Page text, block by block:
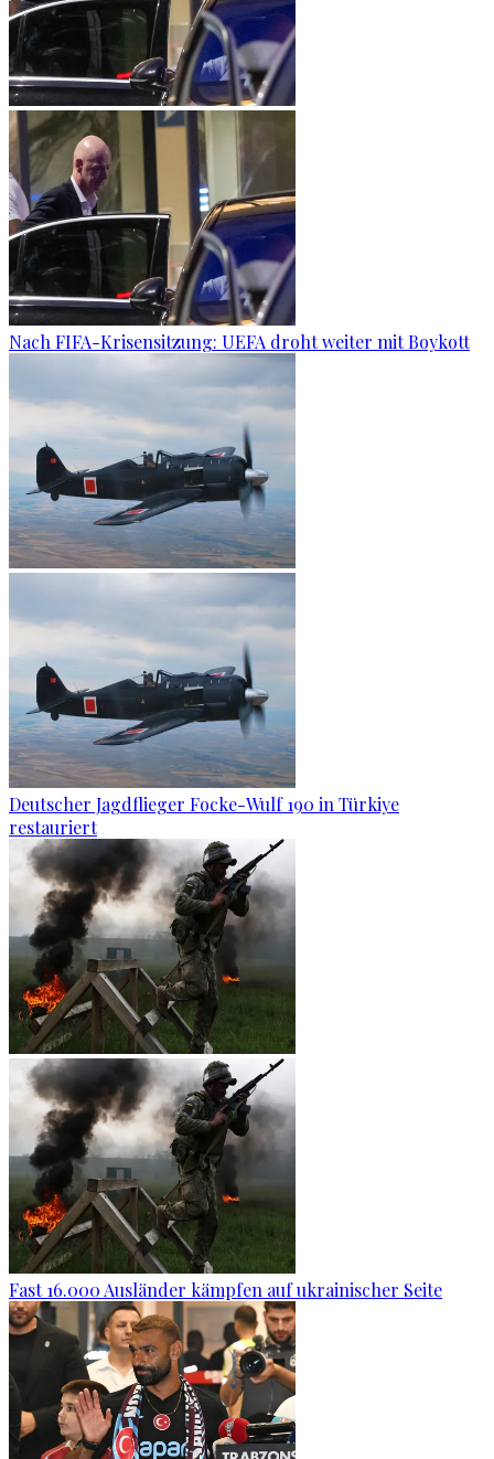
Nach FIFA-Krisensitzung: UEFA droht weiter mit Boykott
Deutscher Jagdflieger Focke-Wulf 190 in Türkiye
restauriert
Fast 16.000 Ausländer kämpfen auf ukrainischer Seite